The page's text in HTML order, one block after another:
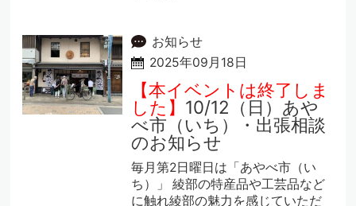
お知らせ
2025年09月18日
【本イベントは終了しま
した】 10/12（日）あや
べ市（いち）・出張相談
のお知らせ
毎月第2日曜日は「あやべ市（い
ち）」 綾部の特産品や工芸品など
に触れ綾部の魅力を感じていただ